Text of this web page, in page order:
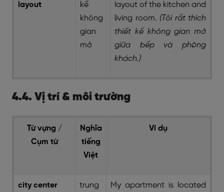
layout
kế
không
gian
mở
layout of the kitchen and
living room. (Tôi rất thích
thiết kế không gian mở
giữa bếp và phòng
khách.)
4.4. Vị trí & môi trường
Từ vựng /
Cụm từ
Nghĩa
tiếng
Việt
Ví dụ
city center
trung
My apartment is located